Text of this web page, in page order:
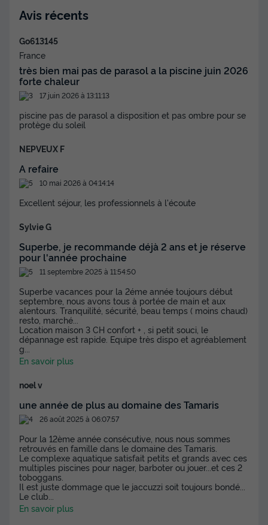
Avis récents
Go613145
France
très bien mai pas de parasol a la piscine juin 2026
forte chaleur
17 juin 2026 à 13:11:13
piscine pas de parasol a disposition et pas ombre pour se
protège du soleil
NEPVEUX F
A refaire
10 mai 2026 à 04:14:14
Excellent séjour, les professionnels à l'écoute
Sylvie G
Superbe, je recommande déjà 2 ans et je réserve
pour l'année prochaine
11 septembre 2025 à 11:54:50
Superbe vacances pour la 2éme année toujours début
septembre, nous avons tous à portée de main et aux
alentours. Tranquilité, sécurité, beau temps ( moins chaud)
resto, marché...
Location maison 3 CH confort + , si petit souci, le
dépannage est rapide. Equipe très dispo et agréablement
g
En savoir plus
noel v
une année de plus au domaine des Tamaris
26 août 2025 à 06:07:57
Pour la 12ème année consécutive, nous nous sommes
retrouvés en famille dans le domaine des Tamaris.
Le complexe aquatique satisfait petits et grands avec ces
multiples piscines pour nager, barboter ou jouer...et ces 2
toboggans.
Il est juste dommage que le jaccuzzi soit toujours bondé...
Le club
En savoir plus